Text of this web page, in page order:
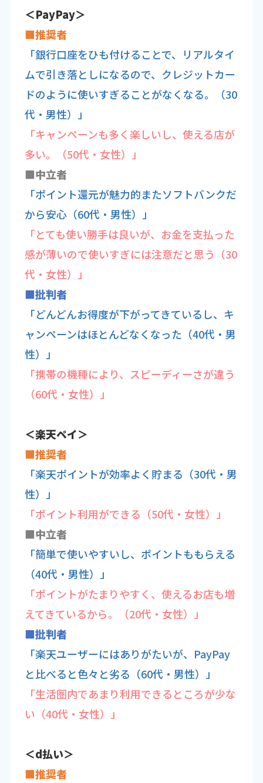
＜PayPay＞
■推奨者
「銀行口座をひも付けることで、リアルタイ
ムで引き落としになるので、クレジットカー
ドのように使いすぎることがなくなる。（30
代・男性）」
「キャンペーンも多く楽しいし、使える店が
多い。（50代・女性）」
■中立者
「ポイント還元が魅力的またソフトバンクだ
から安心（60代・男性）」
「とても使い勝手は良いが、お金を支払った
感が薄いので使いすぎには注意だと思う（30
代・女性）」
■批判者
「どんどんお得度が下がってきているし、キ
ャンペーンはほとんどなくなった（40代・男
性）」
「携帯の機種により、スピーディーさが違う
（60代・女性）」
＜楽天ペイ＞
■推奨者
「楽天ポイントが効率よく貯まる（30代・男
性）」
「ポイント利用ができる（50代・女性）」
■中立者
「簡単で使いやすいし、ポイントももらえる
（40代・男性）」
「ポイントがたまりやすく、使えるお店も増
えてきているから。（20代・女性）」
■批判者
「楽天ユーザーにはありがたいが、PayPay
と比べると色々と劣る（60代・男性）」
「生活圏内であまり利用できるところが少な
い（40代・女性）」
＜d払い＞
■推奨者